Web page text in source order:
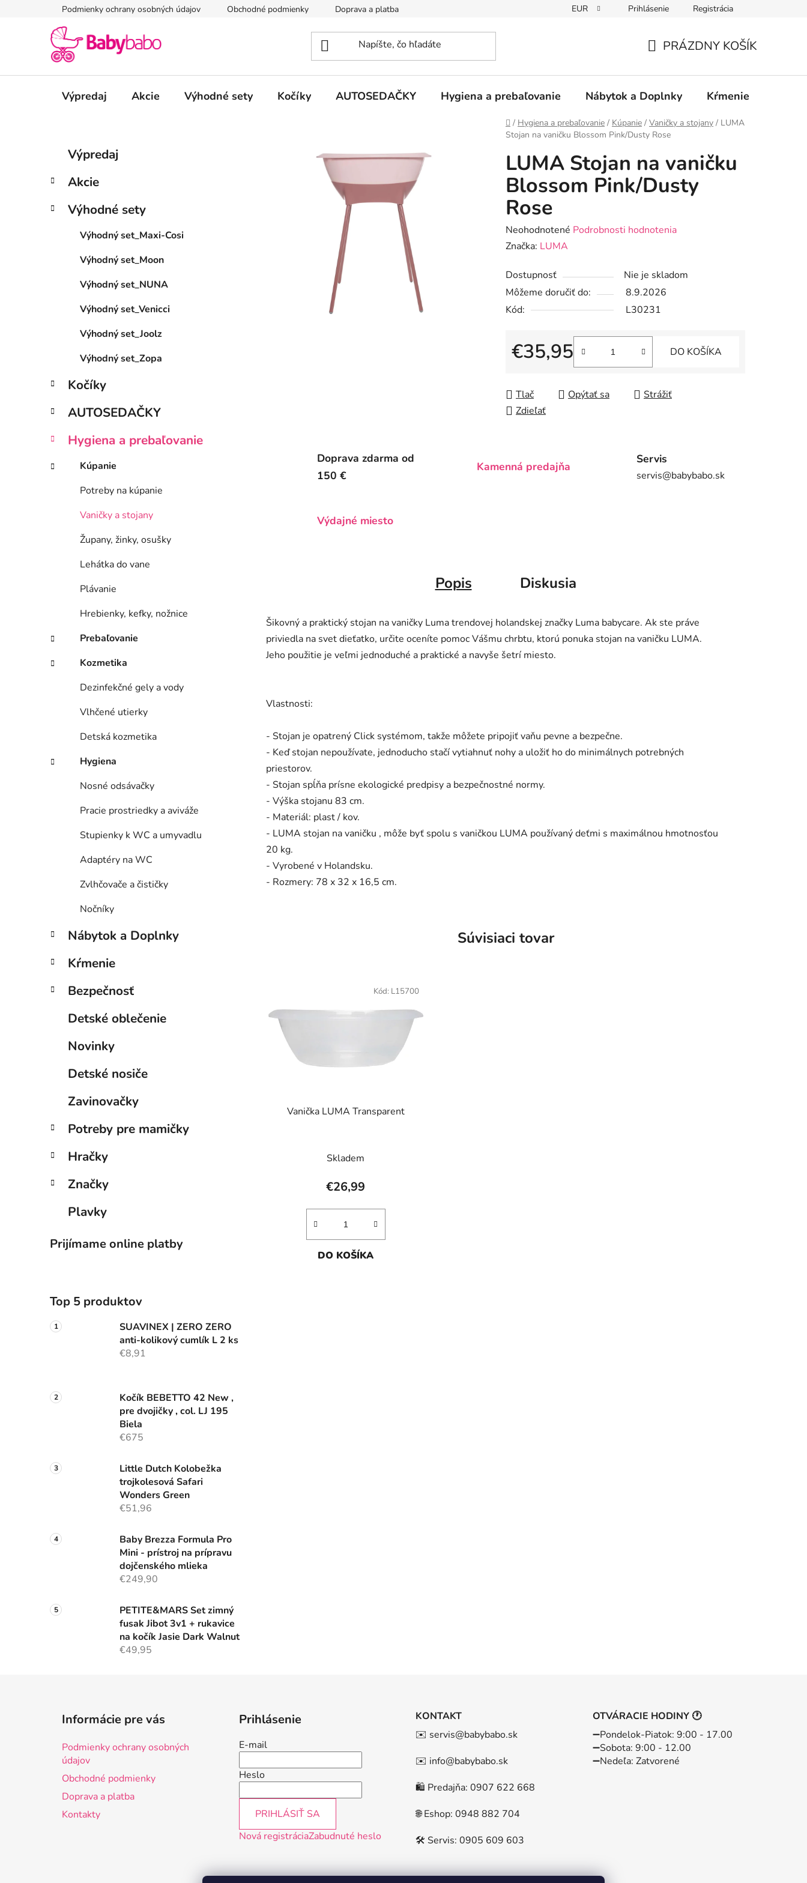
Podmienky ochrany osobných údajov Obchodné podmienky Doprava a platba EUR Prihlásenie Registrácia
KOŠÍK
PRÁZDNY KOŠÍK
Výpredaj Akcie Výhodné sety Kočíky AUTOSEDAČKY Hygiena a prebaľovanie Nábytok a Doplnky Kŕmenie
Domov
/ Hygiena a prebaľovanie / Kúpanie / Vaničky a stojany / LUMA
Stojan na vaničku Blossom Pink/Dusty Rose
č
ý
Preskočiť
kategórie
e
ó
Výpredaj
Akcie
Výhodné sety
Výhodný set_Maxi-Cosi
Výhodný set_Moon
Výhodný set_NUNA
Výhodný set_Venicci
Výhodný set_Joolz
Výhodný set_Zopa
Kočíky
AUTOSEDAČKY
Hygiena a prebaľovanie
Kúpanie
Potreby na kúpanie
Vaničky a stojany
Župany, žinky, osušky
Lehátka do vane
Plávanie
Hrebienky, kefky, nožnice
Prebaľovanie
Kozmetika
Dezinfekčné gely a vody
Vlhčené utierky
Detská kozmetika
Hygiena
Nosné odsávačky
Pracie prostriedky a aviváže
Stupienky k WC a umyvadlu
Adaptéry na WC
Zvlhčovače a čističky
Nočníky
Nábytok a Doplnky
Kŕmenie
Bezpečnosť
Detské oblečenie
Novinky
Detské nosiče
Zavinovačky
Potreby pre mamičky
Hračky
Značky
Plavky
Prijímame online platby
Top 5 produktov
SUAVINEX | ZERO ZERO
anti-kolikový cumlík L 2 ks
€8,91
Kočík BEBETTO 42 New ,
pre dvojičky , col. LJ 195
Biela
€675
Little Dutch Kolobežka
trojkolesová Safari
Wonders Green
€51,96
Baby Brezza Formula Pro
Mini - prístroj na prípravu
dojčenského mlieka
€249,90
PETITE&MARS Set zimný
fusak Jibot 3v1 + rukavice
na kočík Jasie Dark Walnut
€49,95
LUMA Stojan na vaničku
Blossom Pink/Dusty
Rose
Priemerné
hodnotenie
je
0,0
z
hviezdičiek.
Neohodnotené Podrobnosti hodnotenia
Značka: LUMA
Dostupnosť
Nie je skladom
Môžeme doručiť do:
8.9.2026
Kód:
L30231
€35,95
Jednotková cena:
DO KOŠÍKA
Tlač Opýtať sa
Strážiť
Zdieľať
Doprava zdarma od
150 €
Kamenná predajňa
Servis
servis@babybabo.sk
Výdajné miesto
Popis Diskusia
Šikovný a praktický stojan na vaničky Luma trendovej holandskej značky Luma babycare. Ak ste práve
priviedla na svet dieťatko, určite oceníte pomoc Vášmu chrbtu, ktorú ponuka stojan na vaničku LUMA.
Jeho použitie je veľmi jednoduché a praktické a navyše šetrí miesto.
Vlastnosti:
- Stojan je opatrený Click systémom, takže môžete pripojiť vaňu pevne a bezpečne.
- Keď stojan nepoužívate, jednoducho stačí vytiahnuť nohy a uložiť ho do minimálnych potrebných
priestorov.
- Stojan spĺňa prísne ekologické predpisy a bezpečnostné normy.
- Výška stojanu 83 cm.
- Materiál: plast / kov.
- LUMA stojan na vaničku , môže byť spolu s vaničkou LUMA používaný deťmi s maximálnou hmotnosťou
20 kg.
- Vyrobené v Holandsku.
- Rozmery: 78 x 32 x 16,5 cm.
Súvisiaci tovar
Vanička LUMA Transparent
Skladem
€26,99
DO KOŠÍKA
Kód: L15700
Informácie pre vás
Podmienky ochrany osobných
údajov
Obchodné podmienky
Doprava a platba
Kontakty
Prihlásenie
E-mail
Heslo
PRIHLÁSIŤ SA
Nová registráciaZabudnuté heslo
KONTAKT
✉️ servis@babybabo.sk
✉️ info@babybabo.sk
🛍️ Predajňa: 0907 622 668
🌐 Eshop: 0948 882 704
🛠️ Servis: 0905 609 603
OTVÁRACIE HODINY 🕐
➖️Pondelok-Piatok: 9:00 - 17.00
➖️Sobota: 9:00 - 12.00
➖️Nedeľa: Zatvorené